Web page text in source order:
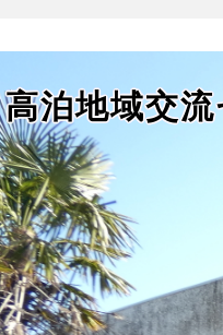
高泊地域交